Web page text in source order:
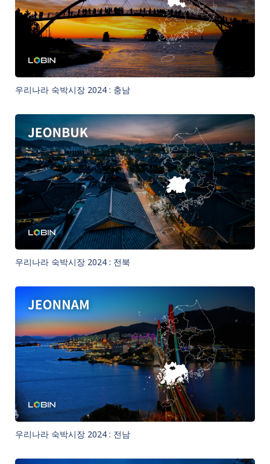
우리나라 숙박시장 2024 : 충남
우리나라 숙박시장 2024 : 전북
우리나라 숙박시장 2024 : 전남